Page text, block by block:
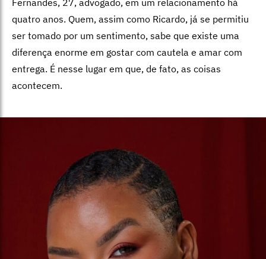
Fernandes, 27, advogado, em um relacionamento há
quatro anos. Quem, assim como Ricardo, já se permitiu
ser tomado por um sentimento, sabe que existe uma
diferença enorme em gostar com cautela e amar com
entrega. É nesse lugar em que, de fato, as coisas
acontecem.